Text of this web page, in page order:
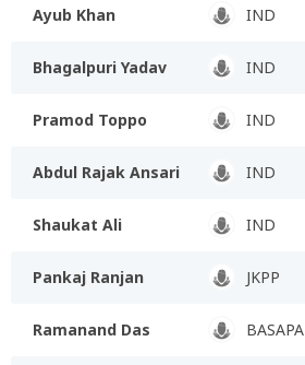
Ayub Khan IND
Bhagalpuri Yadav IND
Pramod Toppo IND
Abdul Rajak Ansari IND
Shaukat Ali IND
Pankaj Ranjan JKPP
Ramanand Das BASAPA